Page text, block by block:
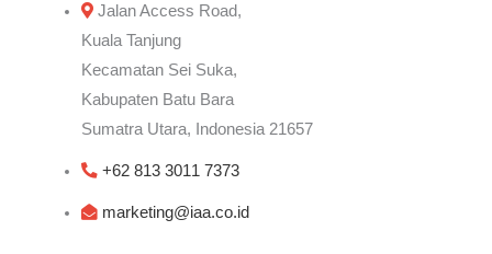
Jalan Access Road,
Kuala Tanjung
Kecamatan Sei Suka,
Kabupaten Batu Bara
Sumatra Utara, Indonesia 21657
+62 813 3011 7373
marketing@iaa.co.id